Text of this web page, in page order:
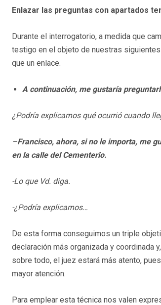
Enlazar las preguntas con apartados
Durante el interrogatorio, a medida que
testigo en el objeto de nuestras
que un enlace.
A continuación, me gustaría
¿Podría explicarnos qué ocurrió cuando
–Francisco, ahora, si no le importa, me
en la calle del Cementerio.
-Lo que Vd. diga.
-¿Podría explicarnos…
De esta forma conseguimos un triple
declaración más organizada y coordinada
sobre todo, el juez estará más atento,
mayor atención.
Para emplear esta técnica nos valen